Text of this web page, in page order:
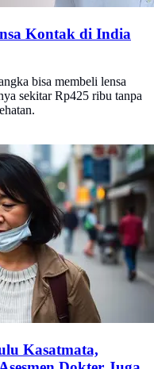
Kontak di India
bisa membeli lensa
sekitar Rp425 ribu tanpa
Kasatmata,